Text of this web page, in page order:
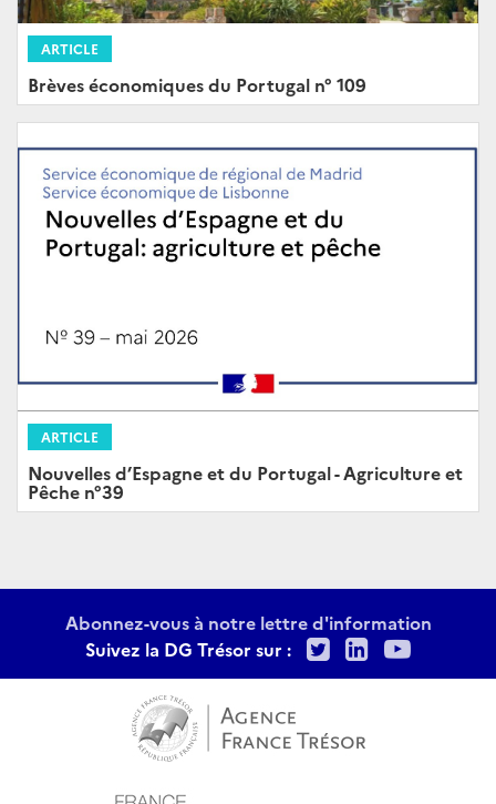
ARTICLE
Brèves économiques du Portugal n° 109
ARTICLE
Nouvelles d’Espagne et du Portugal - Agriculture et
Pêche n°39
Abonnez-vous à notre lettre d'information
Suivez la DG Trésor sur :
TwitterLinkedIn